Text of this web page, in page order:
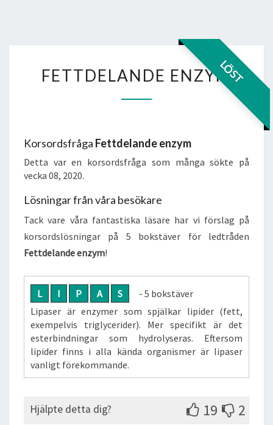
LÖST
FETTDELANDE
ENZYM
FETTDELANDE ENZYM
Korsordsfråga Fettdelande enzym
Detta var en korsordsfråga som många sökte på
vecka 08, 2020.
Lösningar från våra besökare
Tack vare våra fantastiska läsare har vi förslag på
korsordslösningar på 5 bokstäver för ledtråden
Fettdelande enzym!
L I P A S
- 5 bokstäver
Lipaser är enzymer som spjälkar lipider (fett,
exempelvis triglycerider). Mer specifikt är det
esterbindningar som hydrolyseras. Eftersom
lipider finns i alla kända organismer är lipaser
vanligt förekommande.
Hjälpte detta dig? 19 2